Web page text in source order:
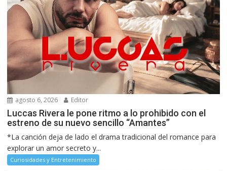
agosto 6, 2026 Editor
Luccas Rivera le pone ritmo a lo prohibido con el
estreno de su nuevo sencillo “Amantes”
*La canción deja de lado el drama tradicional del romance para
explorar un amor secreto y...
Curiosidades y Entretenimiento